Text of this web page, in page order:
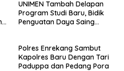
UNIMEN Tambah Delapan
Program Studi Baru, Bidik
Penguatan Daya Saing
Polres Enrekang Sambut
Kapolres Baru Dengan Tari
Paduppa dan Pedang Pora